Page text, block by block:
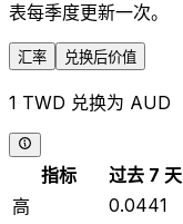
表每季度更新一次。
汇率 兑换后价值
1 TWD 兑换为 AUD
指标 过去 7 天
高
0.0441